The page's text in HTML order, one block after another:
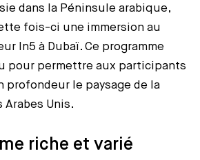
dans la Péninsule arabique,
fois-ci une immersion au
In5 à Dubaï. Ce programme
pour permettre aux participants
profondeur le paysage de la
Arabes Unis.
riche et varié